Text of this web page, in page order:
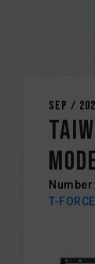
Sep /
T-